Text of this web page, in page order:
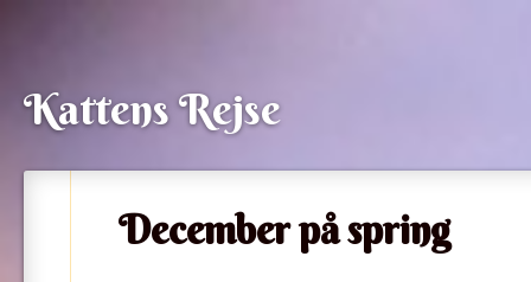
Kattens Rejse
December på spring